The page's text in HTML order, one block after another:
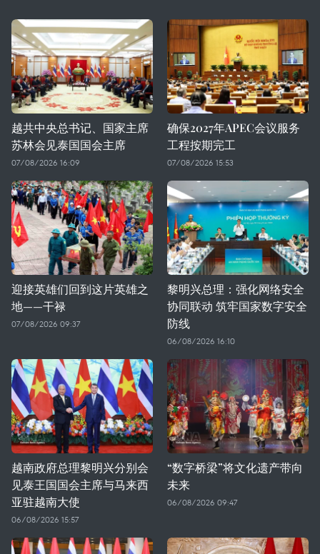
越共中央总书记、国家主席
苏林会见泰国国会主席
07/08/2026 16:09
确保2027年APEC会议服务
工程按期完工
07/08/2026 15:53
迎接英雄们回到这片英雄之
地——干禄
07/08/2026 09:37
黎明兴总理：强化网络安全
协同联动 筑牢国家数字安全
防线
06/08/2026 16:10
越南政府总理黎明兴分别会
见泰王国国会主席与马来西
亚驻越南大使
06/08/2026 15:57
“数字桥梁”将文化遗产带向
未来
06/08/2026 09:47